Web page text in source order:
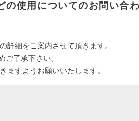
の使用についてのお問い合
詳細をご案内させて頂きます。
ご了承下さい。
ますようお願いいたします。